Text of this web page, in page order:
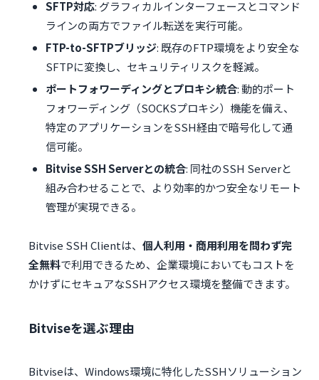
SFTP対応: グラフィカルインターフェースとコマンド
ラインの両方でファイル転送を実行可能。
FTP-to-SFTPブリッジ: 既存のFTP環境をより安全な
SFTPに変換し、セキュリティリスクを軽減。
ポートフォワーディングとプロキシ統合: 動的ポート
フォワーディング（SOCKSプロキシ）機能を備え、
特定のアプリケーションをSSH経由で暗号化して通
信可能。
Bitvise SSH Serverとの統合: 同社のSSH Serverと
組み合わせることで、より効率的かつ安全なリモート
管理が実現できる。
Bitvise SSH Clientは、 個人利用・商用利用を問わず完
全無料で利用できるため、企業環境においてもコストを
かけずにセキュアなSSHアクセス環境を整備できます。
Bitviseを選ぶ理由
Bitviseは、Windows環境に特化したSSHソリューション